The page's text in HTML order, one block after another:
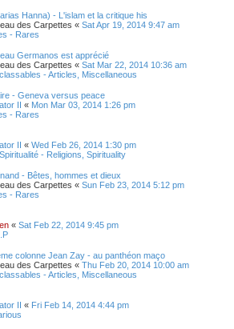
Hanna) - L'islam et la critique his
des Carpettes « Sat Apr 19, 2014 9:47 am
- Rares
Germanos est apprécié
des Carpettes « Sat Mar 22, 2014 10:36 am
- Articles, Miscellaneous
- Geneva versus peace
II « Mon Mar 03, 2014 1:26 pm
- Rares
II « Wed Feb 26, 2014 1:30 pm
- Religions, Spirituality
- Bêtes, hommes et dieux
des Carpettes « Sun Feb 23, 2014 5:12 pm
- Rares
« Sat Feb 22, 2014 9:45 pm
colonne Jean Zay - au panthéon maço
des Carpettes « Thu Feb 20, 2014 10:00 am
- Articles, Miscellaneous
II « Fri Feb 14, 2014 4:44 pm